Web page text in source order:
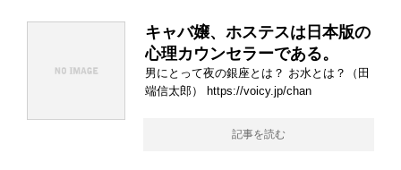
キャバ嬢、ホステスは日本版の
心理カウンセラーである。
男にとって夜の銀座とは？ お水とは？（田
端信太郎） https://voicy.jp/chan
記事を読む